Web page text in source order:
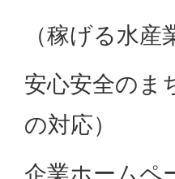
（稼げる水
安心安全のま
の対応）
企業ホームペ